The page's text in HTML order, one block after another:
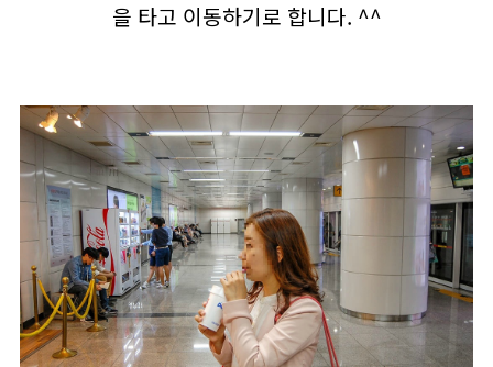
을 타고 이동하기로 합니다. ^^